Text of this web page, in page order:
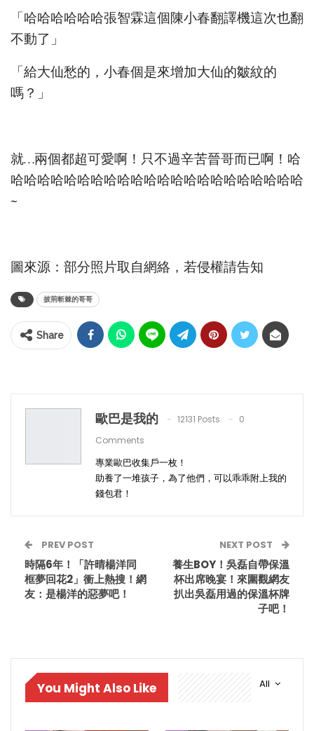
「哈哈哈哈哈哈張智霖這個陳小春翻譯機這次也翻
不動了」
「給大仙愁的，小春個是來增加大仙的皺紋的
嗎？」
就…兩個都超可愛啊！只不過辛苦晉哥而已啊！哈
哈哈哈哈哈哈哈哈哈哈哈哈哈哈哈哈哈哈哈哈哈哈
~
圖來源：部分照片取自網絡，若侵權請告知
披荊斬棘的哥哥
Share
歐巴是我的 12131 Posts
0
Comments
專業歐巴收集戶一枚！
助養了一堆孩子，為了他們，可以乖乖附上我的
錢包君！
PREV POST
時隔6年！「許晴楊洋同
框夢回花2」衝上熱搜！網
友：是楊洋的惡夢吧！
NEXT POST
養生BOY！吳磊自帶保溫
杯出席晚宴！來圍觀網友
扒出吳磊用過的保溫杯牌
子吧！
All
You Might Also Like